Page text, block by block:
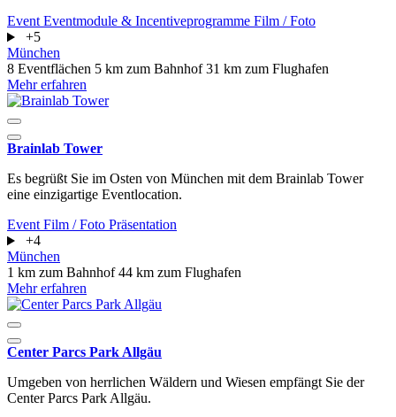
Event Eventmodule & Incentiveprogramme Film / Foto
+5
München
8 Eventflächen 5 km zum Bahnhof31 km zum Flughafen
Mehr erfahren
Brainlab Tower
Es begrüßt Sie im Osten von München mit dem Brainlab Tower
eine einzigartige Eventlocation.
Event Film / Foto Präsentation
+4
München
1 km zum Bahnhof44 km zum Flughafen
Mehr erfahren
Center Parcs Park Allgäu
Umgeben von herrlichen Wäldern und Wiesen empfängt Sie der
Center Parcs Park Allgäu.